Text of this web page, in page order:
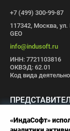
+7 (499) 300-99-87
117342, Москва, ул.
GEO
info@indusoft.ru
ИНН: 7721103816
ОКВЭД: 62.01
Код вида
Москва Санкт-
«ИндаСофт»